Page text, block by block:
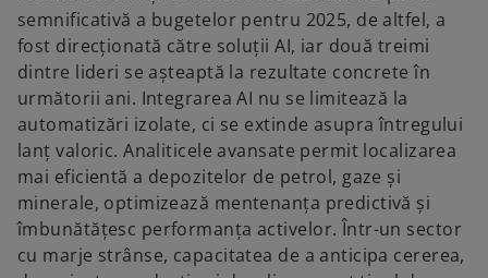
semnificativă a bugetelor pentru 2025, de altfel, a
fost direcționată către soluții AI, iar două treimi
dintre lideri se așteaptă la rezultate concrete în
următorii ani. Integrarea AI nu se limitează la
automatizări izolate, ci se extinde asupra întregului
lanț valoric. Analiticele avansate permit localizarea
mai eficientă a depozitelor de petrol, gaze și
minerale, optimizează mentenanța predictivă și
îmbunătățesc performanța activelor. Într-un sector
cu marje strânse, capacitatea de a anticipa cererea,